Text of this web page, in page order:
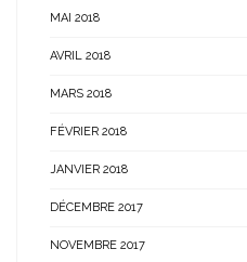
MAI 2018
AVRIL 2018
MARS 2018
FÉVRIER 2018
JANVIER 2018
DÉCEMBRE 2017
NOVEMBRE 2017